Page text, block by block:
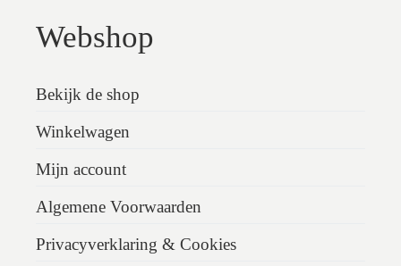
Webshop
Bekijk de shop
Winkelwagen
Mijn account
Algemene Voorwaarden
Privacyverklaring & Cookies